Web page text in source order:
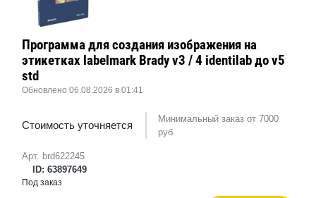
Арт. brd622245
ID: 63897649
Программа для создания изображения на
этикетках labelmark Brady v3 / 4 identilab до v5
std
Обновлено 06.08.2026 в 01:41
Стоимость уточняется
Минимальный заказ от 7000
руб.
Под заказ